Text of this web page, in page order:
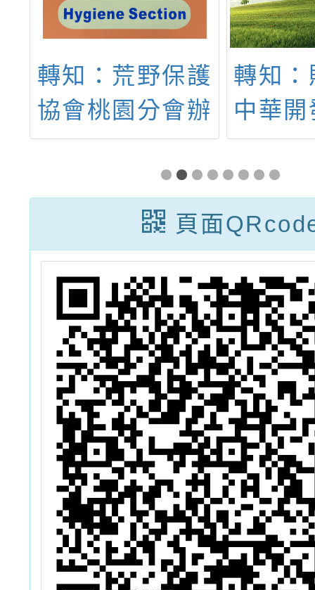
轉知：荒野保護
協會桃園分會辦
理節能推廣講座
及工作坊資訊各
1份
轉知
中華
金會
班的
天份
計畫
頁面